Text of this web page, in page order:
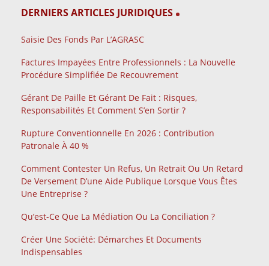
DERNIERS ARTICLES JURIDIQUES
Saisie Des Fonds Par L’AGRASC
Factures Impayées Entre Professionnels : La Nouvelle
Procédure Simplifiée De Recouvrement
Gérant De Paille Et Gérant De Fait : Risques,
Responsabilités Et Comment S’en Sortir ?
Rupture Conventionnelle En 2026 : Contribution
Patronale À 40 %
Comment Contester Un Refus, Un Retrait Ou Un Retard
De Versement D’une Aide Publique Lorsque Vous Êtes
Une Entreprise ?
Qu’est-Ce Que La Médiation Ou La Conciliation ?
Créer Une Société: Démarches Et Documents
Indispensables